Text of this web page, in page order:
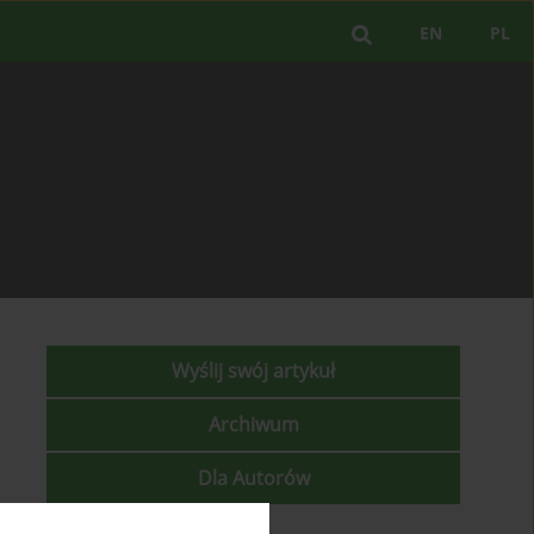
PL
EN
Wyślij swój artykuł
Archiwum
Dla Autorów